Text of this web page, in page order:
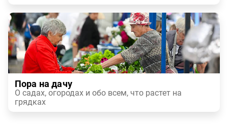
Пора на дачу
О садах, огородах и обо всем, что растет на
грядках